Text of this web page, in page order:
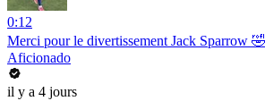
0:12
Merci pour le divertissement Jack Sparrow
Aficionado
il y a 4 jours